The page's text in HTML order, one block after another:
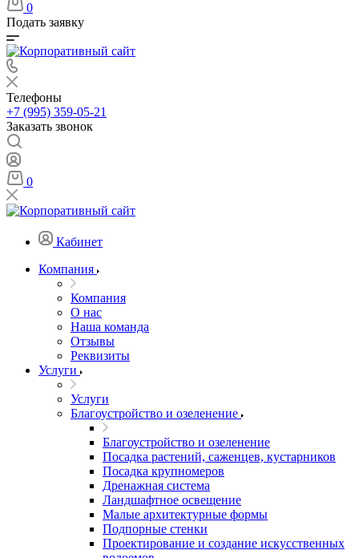
0
Подать заявку
Телефоны
+7 (995) 359-05-21
Заказать звонок
0
Кабинет
Компания
Компания
О нас
Наша команда
Отзывы
Реквизиты
Услуги
Услуги
Благоустройство и озеленение
Благоустройство и озеленение
Посадка растений, саженцев, кустарников
Посадка крупномеров
Дренажная система
Ландшафтное освещение
Малые архитектурные формы
Подпорные стенки
Проектирование и создание искусственных